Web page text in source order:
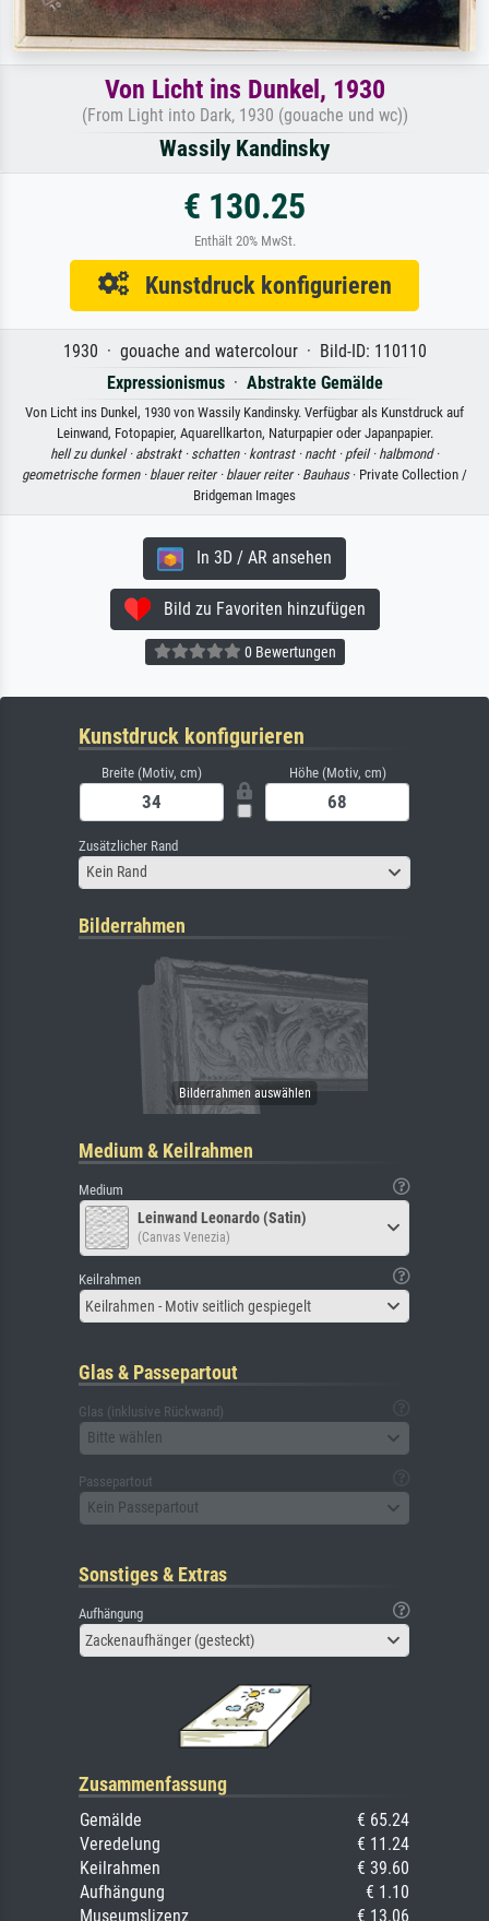
Von Licht ins Dunkel, 1930
(From Light into Dark, 1930 (gouache und wc))
Wassily Kandinsky
€ 130.25
Enthält 20% MwSt.
Kunstdruck konfigurieren
1930 · gouache and watercolour · Bild-ID: 110110
Expressionismus· Abstrakte Gemälde
Von Licht ins Dunkel, 1930 von Wassily Kandinsky. Verfügbar als Kunstdruck auf
Leinwand, Fotopapier, Aquarellkarton, Naturpapier oder Japanpapier.
hell zu dunkel · abstrakt · schatten · kontrast · nacht · pfeil · halbmond ·
geometrische formen · blauer reiter · blauer reiter · Bauhaus· Private Collection /
Bridgeman Images
In 3D / AR ansehen
Bild zu Favoriten hinzufügen
0 Bewertungen
Kunstdruck konfigurieren
Breite (Motiv, cm) Höhe (Motiv, cm)
Zusätzlicher Rand
Kein Rand
Bilderrahmen
Medium & Keilrahmen
Medium
Leinwand Leonardo (Satin)
(Canvas Venezia)
Keilrahmen
Keilrahmen - Motiv seitlich gespiegelt
Glas & Passepartout
Glas (inklusive Rückwand)
Bitte wählen
Passepartout
Kein Passepartout
Sonstiges & Extras
Aufhängung
Zackenaufhänger (gesteckt)
Zusammenfassung
Gemälde
€ 65.24
Veredelung
€ 11.24
Keilrahmen
€ 39.60
Aufhängung
€ 1.10
Museumslizenz
€ 13.06